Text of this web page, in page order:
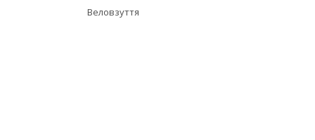
Веловзуття